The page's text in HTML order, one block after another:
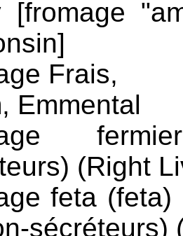
[fromage
Frais,
Emmental
(Right
feta
sécréteurs)